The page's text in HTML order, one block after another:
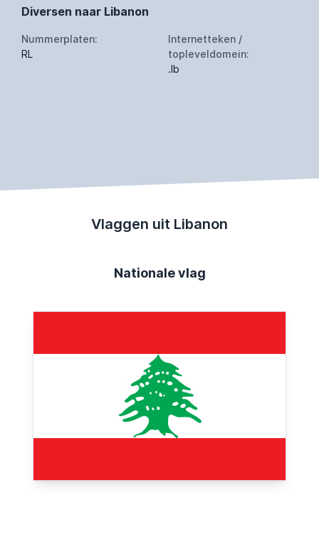
Diversen naar Libanon
Nummerplaten:
RL
Internetteken /
topleveldomein:
.lb
Vlaggen uit Libanon
Nationale vlag